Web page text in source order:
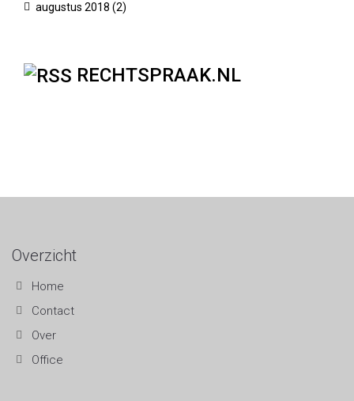
augustus 2018 (2)
RECHTSPRAAK.NL
Overzicht
Home
Contact
Over
Office